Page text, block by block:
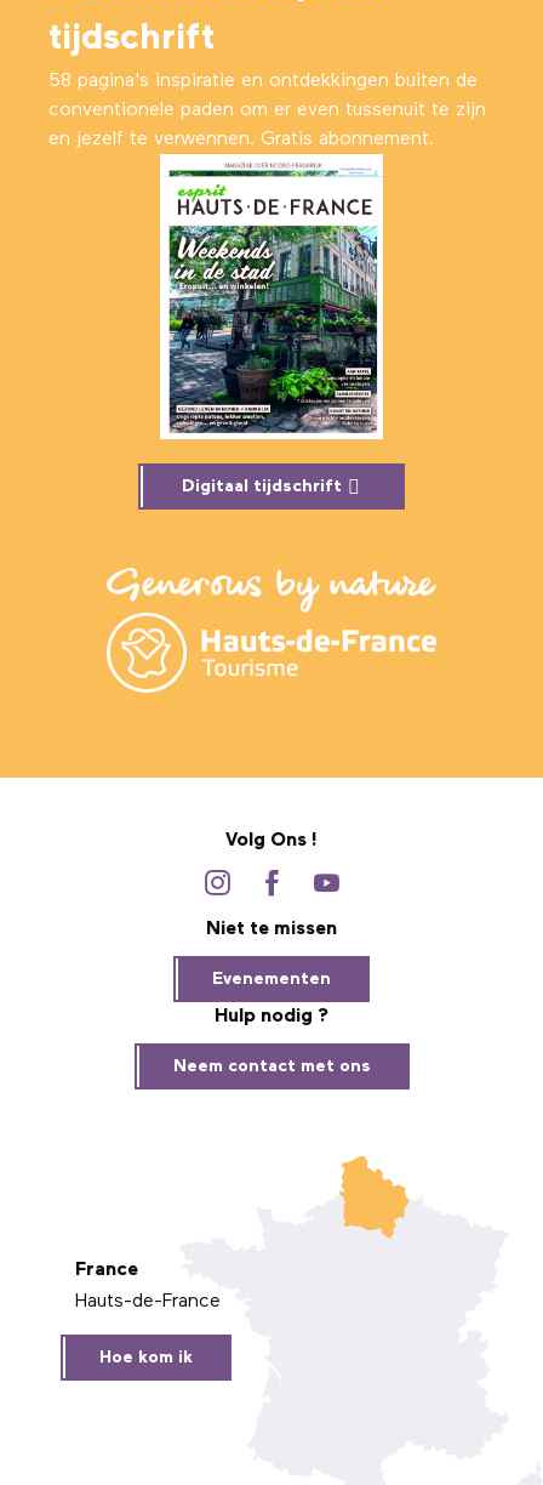
tijdschrift
58 pagina's inspiratie en ontdekkingen buiten de
conventionele paden om er even tussenuit te zijn
en jezelf te verwennen. Gratis abonnement.
Digitaal tijdschrift
Volg Ons !
Niet te missen
Evenementen
Hulp nodig ?
Neem contact met ons
France
Hauts-de-France
Hoe kom ik